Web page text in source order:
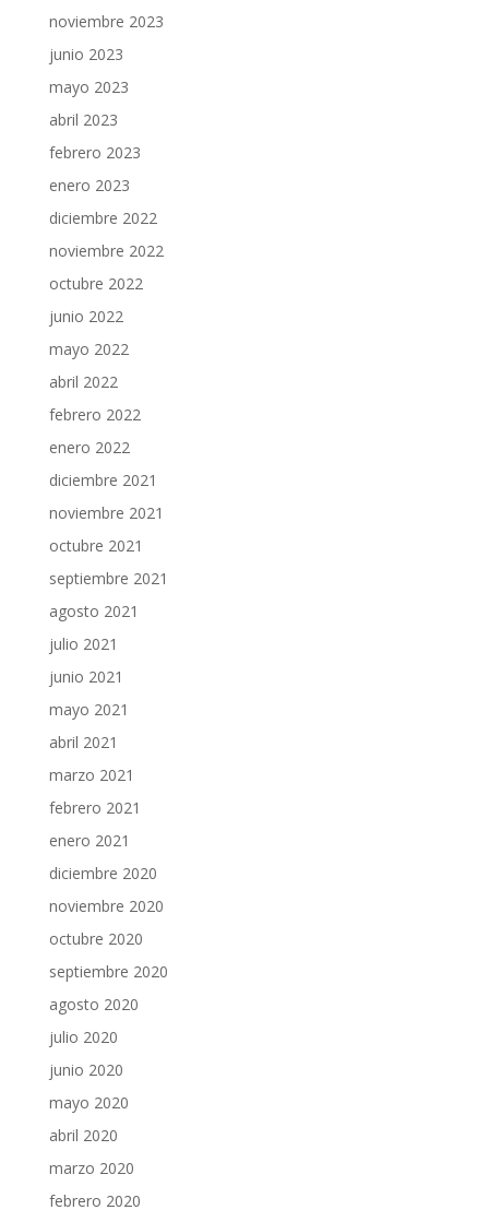
noviembre 2023
junio 2023
mayo 2023
abril 2023
febrero 2023
enero 2023
diciembre 2022
noviembre 2022
octubre 2022
junio 2022
mayo 2022
abril 2022
febrero 2022
enero 2022
diciembre 2021
noviembre 2021
octubre 2021
septiembre 2021
agosto 2021
julio 2021
junio 2021
mayo 2021
abril 2021
marzo 2021
febrero 2021
enero 2021
diciembre 2020
noviembre 2020
octubre 2020
septiembre 2020
agosto 2020
julio 2020
junio 2020
mayo 2020
abril 2020
marzo 2020
febrero 2020